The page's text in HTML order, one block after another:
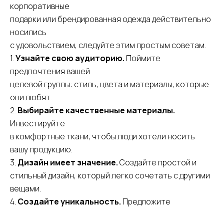
корпоративные
подарки или брендированная одежда действительно
носились
с удовольствием, следуйте этим простым советам.
1.Узнайте свою аудиторию. Поймите
предпочтения вашей
целевой группы: стиль, цвета и материалы, которые
они любят.
2. Выбирайте качественные материалы.
Инвестируйте
в комфортные ткани, чтобы люди хотели носить
вашу продукцию.
3. Дизайн имеет значение.Создайте простой и
стильный дизайн, который легко сочетать с другими
вещами.
4. Создайте уникальность. Предложите